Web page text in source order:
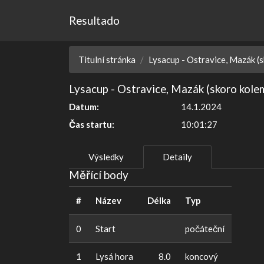
Resultado
Titulní stránka Lysacup - Ostravice, Mazák
Lysacup - Ostravice, Mazák (skoro
Datum:
14.1.2024
Čas startu:
10:01:27
Výsledky Detaily
Měřící body
# Název Délka Typ
0 Start počáteční
1 Lysá hora 8.0 koncový